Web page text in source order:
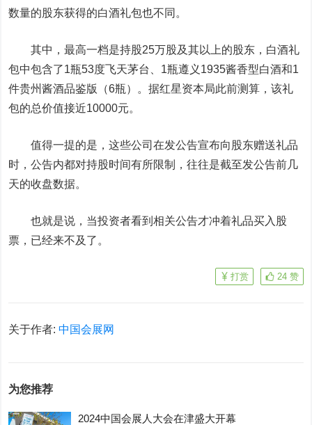
数量的股东获得的白酒礼包也不同。
其中，最高一档是持股25万股及其以上的股东， 白酒礼
包中包含了1瓶53度飞天茅台、1瓶遵义1935酱香型白酒和1
件贵州酱酒品鉴版（6瓶）。据红星资本局此前测算，该礼
包的总价值接近10000元。
值得一提的是，这些公司在发公告宣布向股东赠送礼品
时，公告内都对持股时间有所限制，往往是截至发公告前几
天的收盘数据。
也就是说，当投资者看到相关公告才冲着礼品买入股
票，已经来不及了。
24 赞
打赏
关于作者:中国会展网
为您推荐
2024中国会展人大会在津盛大开幕